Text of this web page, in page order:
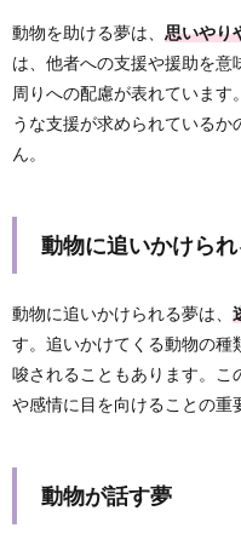
動物を助ける夢は、 思いやり
は、他者への支援や援助を
周りへの配慮が表れています
うな支援が求められている
ん。
動物に追いかけら
動物に追いかけられる夢は、
す。追いかけてくる動物の種
唆されることもあります。こ
や感情に目を向けることの重
動物が話す夢